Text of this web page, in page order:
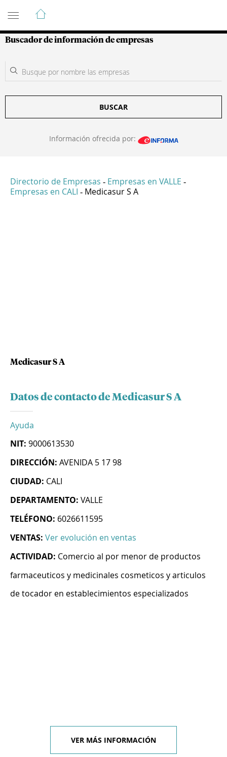
Guía de Empresas Colombianas
Buscador de información de empresas
BUSCAR
Información ofrecida por:
Directorio de Empresas - Empresas en VALLE -
Empresas en CALI - Medicasur S A
Medicasur S A
Datos de contacto de Medicasur S A
Ayuda
NIT: 9000613530
DIRECCIÓN: AVENIDA 5 17 98
CIUDAD: CALI
DEPARTAMENTO: VALLE
TELÉFONO: 6026611595
VENTAS: Ver evolución en ventas
ACTIVIDAD: Comercio al por menor de productos
farmaceuticos y medicinales cosmeticos y articulos
de tocador en establecimientos especializados
VER MÁS INFORMACIÓN